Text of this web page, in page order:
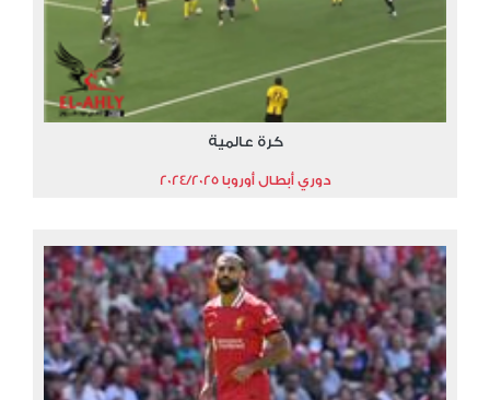
كرة عالمية
دوري أبطال أوروبا 2024/2025